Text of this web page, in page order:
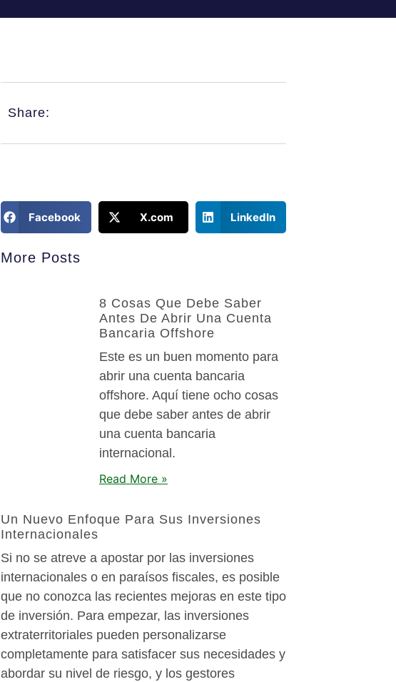
Share:
Facebook X.com LinkedIn
More Posts
8 Cosas Que Debe Saber
Antes De Abrir Una Cuenta
Bancaria Offshore
Este es un buen momento para
abrir una cuenta bancaria
offshore. Aquí tiene ocho cosas
que debe saber antes de abrir
una cuenta bancaria
internacional.
Read More »
Un Nuevo Enfoque Para Sus Inversiones
Internacionales
Si no se atreve a apostar por las inversiones
internacionales o en paraísos fiscales, es posible
que no conozca las recientes mejoras en este tipo
de inversión. Para empezar, las inversiones
extraterritoriales pueden personalizarse
completamente para satisfacer sus necesidades y
abordar su nivel de riesgo, y los gestores